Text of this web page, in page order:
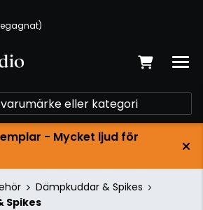
- Mycket ljud för
Dämpkuddar & Spikes
Spikes